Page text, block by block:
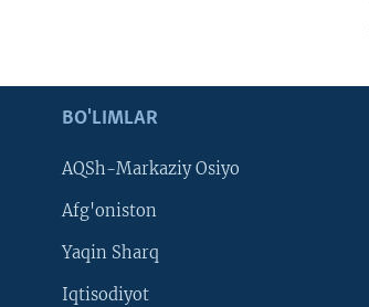
BO'LIMLAR
AQSh-Markaziy Osiyo
Afg'oniston
Yaqin Sharq
Iqtisodiyot